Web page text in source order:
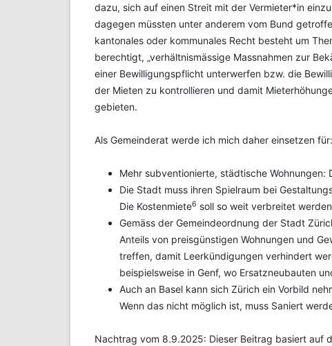
dazu, sich auf einen Streit mit der Vermieter*in
dagegen müssten unter anderem vom Bund
kantonales oder kommunales Recht besteht um
berechtigt, „verhältnismässige Massnahmen zur
einer Bewilligungspflicht unterwerfen bzw. die
der Mieten zu kontrollieren und damit
gebieten.
Als Gemeinderat werde ich mich daher einsetzen für:
Mehr subventionierte, städtische
Die Stadt muss ihren Spielraum bei
Die Kostenmiete6 soll so weit verbreitet
Gemäss der Gemeindeordnung der Stadt
Anteils von preisgünstigen Wohnungen und
treffen, damit Leerkündigungen verhindert
beispielsweise in Genf, wo Ersatzneubauten
Auch an Basel kann sich Zürich ein Vorbild
Wenn das nicht möglich ist, muss Saniert
Nachtrag vom 8.9.2025: Dieser Beitrag basiert auf